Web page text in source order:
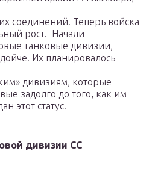
соединений. Теперь войска
рост. Начали
танковые дивизии,
Их планировалось
дивизиям, которые
задолго до того, как им
этот статус.
дивизии СС